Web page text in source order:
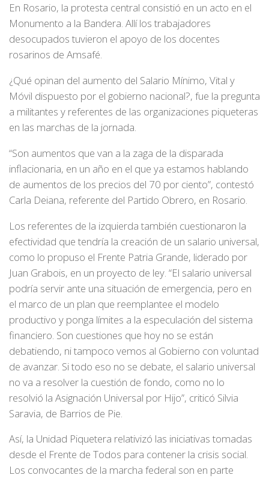
En Rosario, la protesta central consistió en un acto en el
Monumento a la Bandera. Allí los trabajadores
desocupados tuvieron el apoyo de los docentes
rosarinos de Amsafé.
¿Qué opinan del aumento del Salario Mínimo, Vital y
Móvil dispuesto por el gobierno nacional?, fue la pregunta
a militantes y referentes de las organizaciones piqueteras
en las marchas de la jornada.
“Son aumentos que van a la zaga de la disparada
inflacionaria, en un año en el que ya estamos hablando
de aumentos de los precios del 70 por ciento”, contestó
Carla Deiana, referente del Partido Obrero, en Rosario.
Los referentes de la izquierda también cuestionaron la
efectividad que tendría la creación de un salario universal,
como lo propuso el Frente Patria Grande, liderado por
Juan Grabois, en un proyecto de ley. “El salario universal
podría servir ante una situación de emergencia, pero en
el marco de un plan que reemplantee el modelo
productivo y ponga límites a la especulación del sistema
financiero. Son cuestiones que hoy no se están
debatiendo, ni tampoco vemos al Gobierno con voluntad
de avanzar. Si todo eso no se debate, el salario universal
no va a resolver la cuestión de fondo, como no lo
resolvió la Asignación Universal por Hijo”, criticó Silvia
Saravia, de Barrios de Pie.
Así, la Unidad Piquetera relativizó las iniciativas tomadas
desde el Frente de Todos para contener la crisis social.
Los convocantes de la marcha federal son en parte